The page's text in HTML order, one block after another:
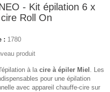
- Kit épilation 6 x
Roll On
: 1780
produit
à la cire à épiler Miel . Les
pour une épilation
avec appareil chauffe-cire sur